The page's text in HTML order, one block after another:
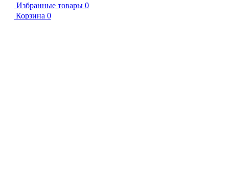
Избранные товары 0
Корзина 0